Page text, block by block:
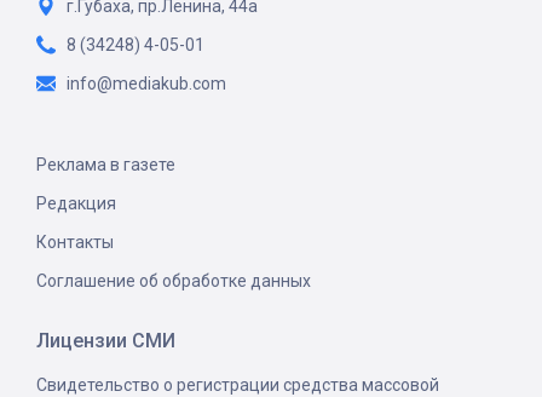
г.Губаха, пр.Ленина, 44а
8 (34248) 4-05-01
info@mediakub.com
Реклама в газете
Редакция
Контакты
Соглашение об обработке данных
Лицензии СМИ
Свидетельство о регистрации средства массовой